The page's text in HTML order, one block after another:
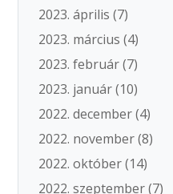
2023. április (7)
2023. március (4)
2023. február(7)
2023. január(10)
2022. december(4)
2022. november(8)
2022. október(14)
2022. szeptember(7)